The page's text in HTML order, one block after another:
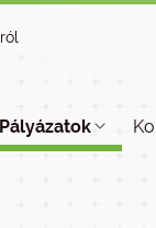
Pályázatok